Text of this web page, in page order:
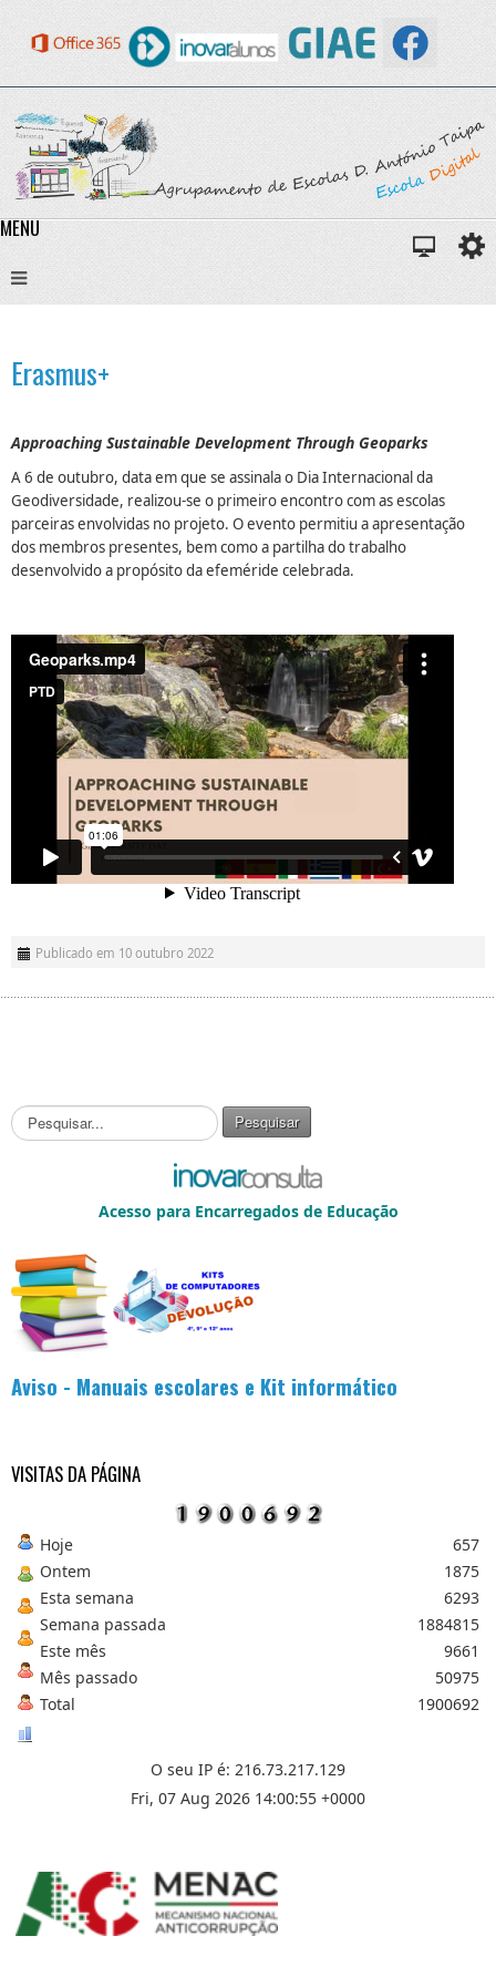
MENU
Erasmus+
Approaching Sustainable Development Through Geoparks
A 6 de outubro, data em que se assinala o Dia Internacional da
Geodiversidade, realizou-se o primeiro encontro com as escolas
parceiras envolvidas no projeto. O evento permitiu a apresentação
dos membros presentes, bem como a partilha do trabalho
desenvolvido a propósito da efeméride celebrada.
Publicado em 10 outubro 2022
P
e
a
r
Pesquisar
Acesso para Encarregados de Educação
Aviso - Manuais escolares e Kit informático
VISITAS DA PÁGINA
Hoje
Ontem
Esta semana
Semana passada
Este mês
Mês passado
Total
657
1875
6293
1884815
9661
50975
1900692
O seu IP é: 216.73.217.129
Fri, 07 Aug 2026 14:00:55 +0000